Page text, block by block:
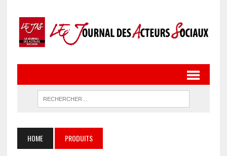
HOME PRODUITS